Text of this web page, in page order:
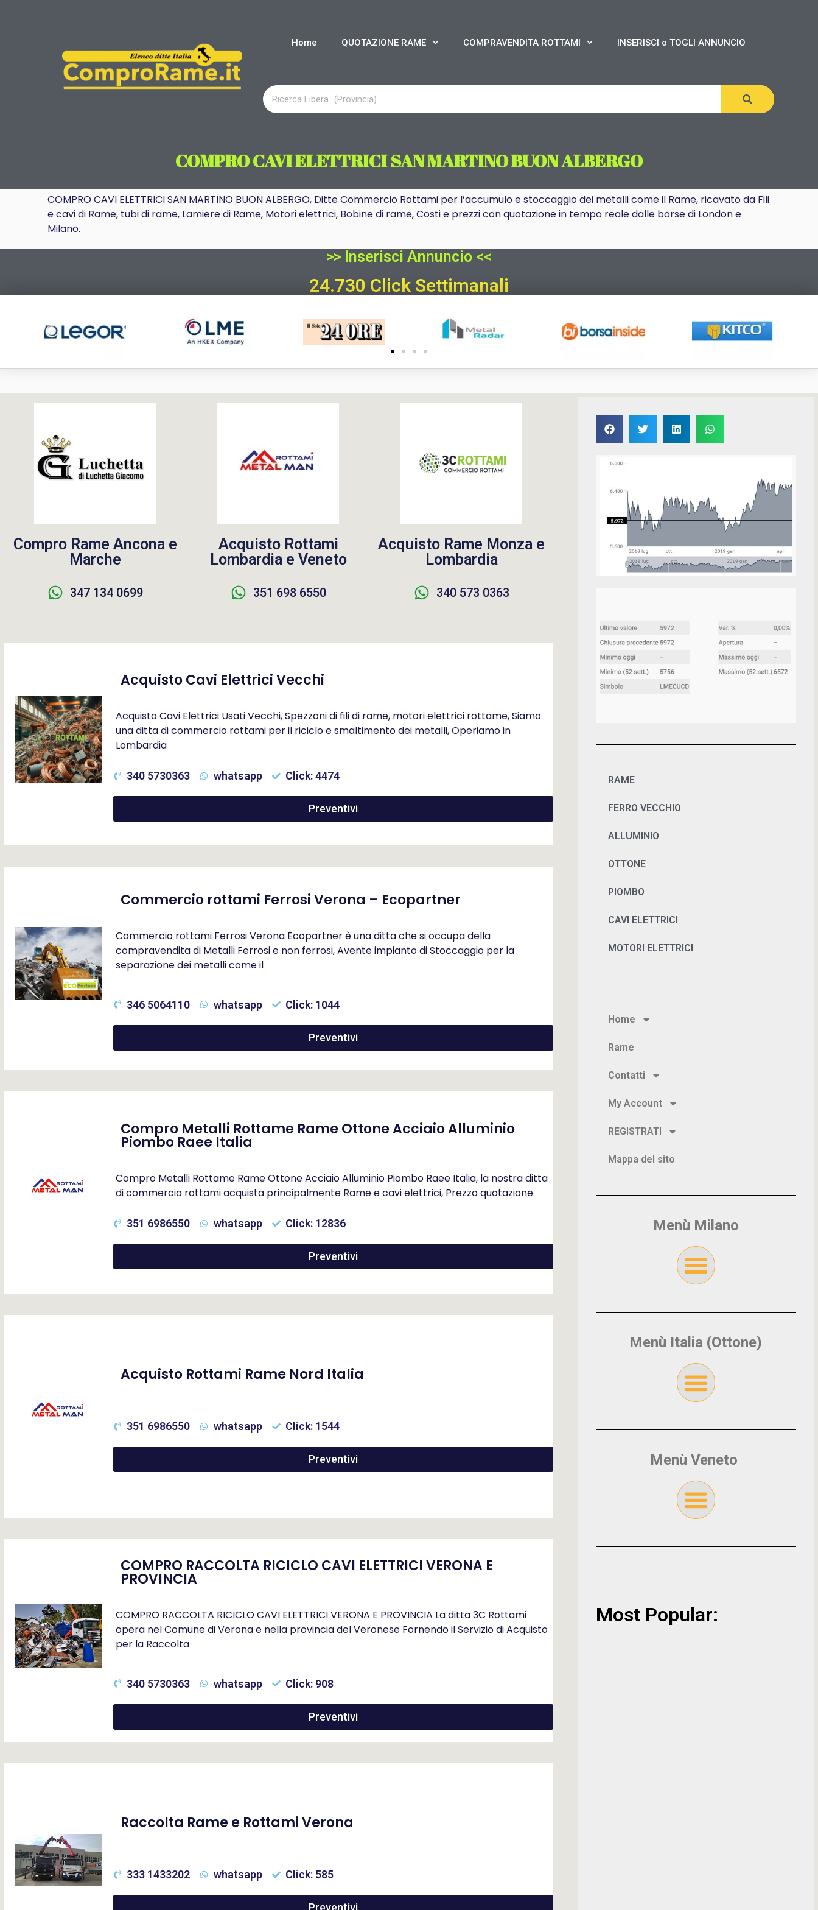
Home QUOTAZIONE RAME COMPRAVENDITA ROTTAMI INSERISCI o TOGLI ANNUNCIO
COMPRO CAVI ELETTRICI SAN MARTINO BUON ALBERGO
COMPRO CAVI ELETTRICI SAN MARTINO BUON ALBERGO, Ditte Commercio Rottami per l’accumulo e stoccaggio dei metalli come il Rame, ricavato da Fili
e cavi di Rame, tubi di rame, Lamiere di Rame, Motori elettrici, Bobine di rame, Costi e prezzi con quotazione in tempo reale dalle borse di London e
Milano.
>> Inserisci Annuncio <<
24.730 Click Settimanali
Compro Rame Ancona e
Marche
347 134 0699
Acquisto Rottami
Lombardia e Veneto
351 698 6550
Acquisto Rame Monza e
Lombardia
340 573 0363
Acquisto Cavi Elettrici Vecchi
Acquisto Cavi Elettrici Usati Vecchi, Spezzoni di fili di rame, motori elettrici rottame, Siamo
una ditta di commercio rottami per il riciclo e smaltimento dei metalli, Operiamo in
Lombardia
340 5730363 whatsapp Click: 4474
Preventivi
Commercio rottami Ferrosi Verona – Ecopartner
Commercio rottami Ferrosi Verona Ecopartner è una ditta che si occupa della
compravendita di Metalli Ferrosi e non ferrosi, Avente impianto di Stoccaggio per la
separazione dei metalli come il
346 5064110 whatsapp Click: 1044
Preventivi
Compro Metalli Rottame Rame Ottone Acciaio Alluminio
Piombo Raee Italia
Compro Metalli Rottame Rame Ottone Acciaio Alluminio Piombo Raee Italia, la nostra ditta
di commercio rottami acquista principalmente Rame e cavi elettrici, Prezzo quotazione
351 6986550 whatsapp Click: 12836
Preventivi
Acquisto Rottami Rame Nord Italia
351 6986550 whatsapp Click: 1544
Preventivi
COMPRO RACCOLTA RICICLO CAVI ELETTRICI VERONA E
PROVINCIA
COMPRO RACCOLTA RICICLO CAVI ELETTRICI VERONA E PROVINCIA La ditta 3C Rottami
opera nel Comune di Verona e nella provincia del Veronese Fornendo il Servizio di Acquisto
per la Raccolta
340 5730363 whatsapp Click: 908
Preventivi
Raccolta Rame e Rottami Verona
333 1433202 whatsapp Click: 585
Preventivi
RAME
FERRO VECCHIO
ALLUMINIO
OTTONE
PIOMBO
CAVI ELETTRICI
MOTORI ELETTRICI
Home
Rame
Contatti
My Account
REGISTRATI
Mappa del sito
Menù Milano
Menù Italia (Ottone)
Menù Veneto
Most Popular: